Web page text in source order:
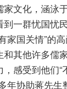
家文化，涵泳
一群忧国忧
家国关情”的
其他许多儒
感受到他们“
年协助蒋先生